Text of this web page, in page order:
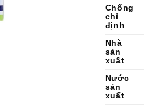
Chống
chỉ
định
Nhà
sản
xuất
Nước
sản
xuất